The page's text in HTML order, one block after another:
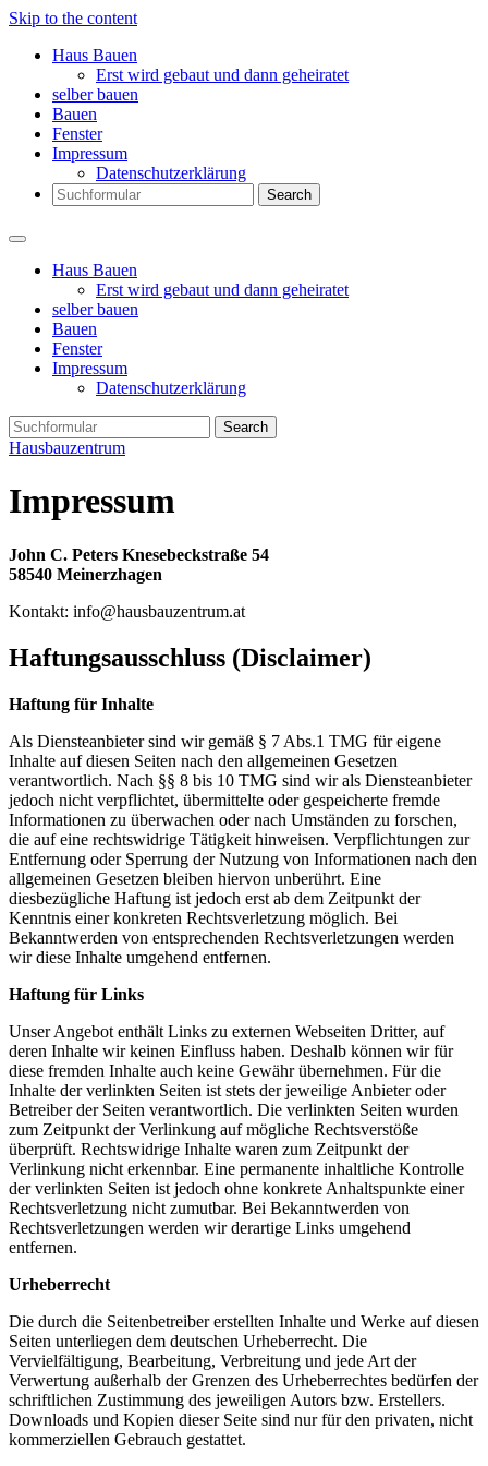
Skip to the content
Haus Bauen
Erst wird gebaut und dann geheiratet
selber bauen
Bauen
Fenster
Impressum
Datenschutzerklärung
Search
Haus Bauen
Erst wird gebaut und dann geheiratet
selber bauen
Bauen
Fenster
Impressum
Datenschutzerklärung
Search
Hausbauzentrum
Impressum
John C. Peters Knesebeckstraße 54
58540 Meinerzhagen
Kontakt: info@hausbauzentrum.at
Haftungsausschluss (Disclaimer)
Haftung für Inhalte
Als Diensteanbieter sind wir gemäß § 7 Abs.1 TMG für eigene
Inhalte auf diesen Seiten nach den allgemeinen Gesetzen
verantwortlich. Nach §§ 8 bis 10 TMG sind wir als Diensteanbieter
jedoch nicht verpflichtet, übermittelte oder gespeicherte fremde
Informationen zu überwachen oder nach Umständen zu forschen,
die auf eine rechtswidrige Tätigkeit hinweisen. Verpflichtungen zur
Entfernung oder Sperrung der Nutzung von Informationen nach den
allgemeinen Gesetzen bleiben hiervon unberührt. Eine
diesbezügliche Haftung ist jedoch erst ab dem Zeitpunkt der
Kenntnis einer konkreten Rechtsverletzung möglich. Bei
Bekanntwerden von entsprechenden Rechtsverletzungen werden
wir diese Inhalte umgehend entfernen.
Haftung für Links
Unser Angebot enthält Links zu externen Webseiten Dritter, auf
deren Inhalte wir keinen Einfluss haben. Deshalb können wir für
diese fremden Inhalte auch keine Gewähr übernehmen. Für die
Inhalte der verlinkten Seiten ist stets der jeweilige Anbieter oder
Betreiber der Seiten verantwortlich. Die verlinkten Seiten wurden
zum Zeitpunkt der Verlinkung auf mögliche Rechtsverstöße
überprüft. Rechtswidrige Inhalte waren zum Zeitpunkt der
Verlinkung nicht erkennbar. Eine permanente inhaltliche Kontrolle
der verlinkten Seiten ist jedoch ohne konkrete Anhaltspunkte einer
Rechtsverletzung nicht zumutbar. Bei Bekanntwerden von
Rechtsverletzungen werden wir derartige Links umgehend
entfernen.
Urheberrecht
Die durch die Seitenbetreiber erstellten Inhalte und Werke auf diesen
Seiten unterliegen dem deutschen Urheberrecht. Die
Vervielfältigung, Bearbeitung, Verbreitung und jede Art der
Verwertung außerhalb der Grenzen des Urheberrechtes bedürfen der
schriftlichen Zustimmung des jeweiligen Autors bzw. Erstellers.
Downloads und Kopien dieser Seite sind nur für den privaten, nicht
kommerziellen Gebrauch gestattet.